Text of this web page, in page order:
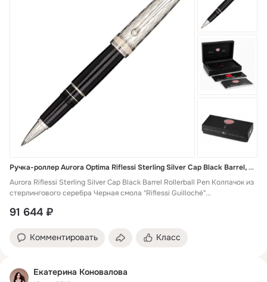
Ручка-роллер Aurora Optima Riflessi Sterling Silver Cap Black Barrel, в подарочной коробке
Aurora Riflessi Sterling Silver Cap Black Barrel Rollerball Pen Колпачок из
стерлингового серебра Черная смола "Riflessi Guilloché"...
91 644 ₽
Комментировать Класс
Екатерина Коновалова